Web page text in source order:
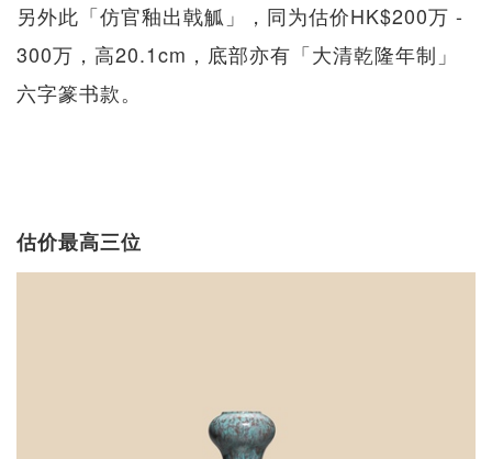
另外此「仿官釉出戟觚」，同为估价HK$200万 -
300万，高20.1cm，底部亦有「大清乾隆年制」
六字篆书款。
估价最高三位